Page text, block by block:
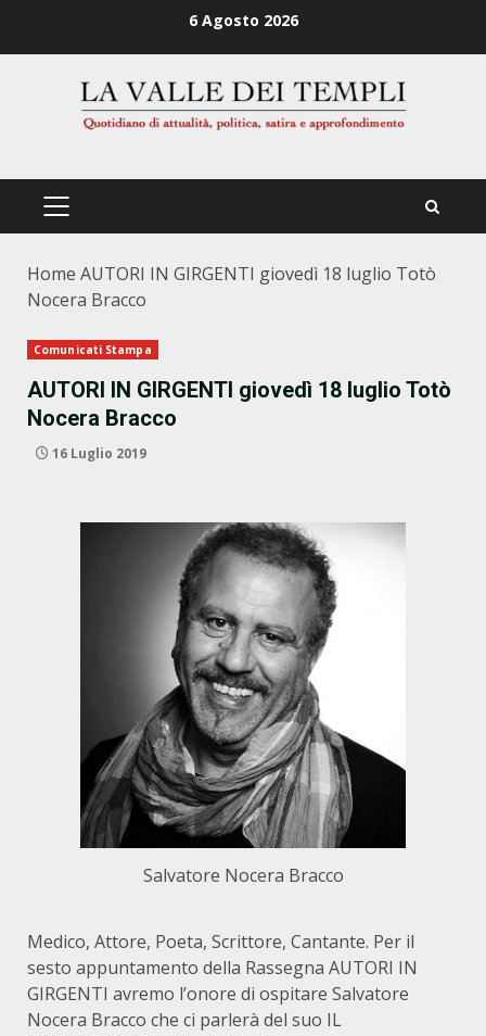
6 Agosto 2026
PRIMÄRES
Home AUTORI IN GIRGENTI giovedì 18 luglio Totò
Nocera Bracco
Comunicati Stampa
AUTORI IN GIRGENTI giovedì 18 luglio Totò
Nocera Bracco
16 Luglio 2019
Salvatore Nocera Bracco
Medico, Attore, Poeta, Scrittore, Cantante. Per il
sesto appuntamento della Rassegna AUTORI IN
GIRGENTI avremo l’onore di ospitare Salvatore
Nocera Bracco che ci parlerà del suo IL